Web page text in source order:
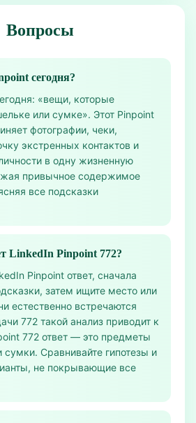
Вопросы
сегодня?
«вещи, которые
или сумке». Этот Pinpoint
фотографии, чеки,
экстренных контактов и
в одну жизненную
привычное содержимое
все подсказки
LinkedIn Pinpoint 772?
Pinpoint ответ, сначала
затем ищите место или
естественно встречаются
772 такой анализ приводит к
772 ответ — это предметы
сумки. Сравнивайте гипотезы и
не покрывающие все